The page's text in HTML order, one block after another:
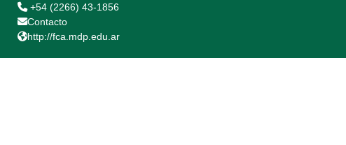
+54 (2266) 43-1856
Contacto
http://fca.mdp.edu.ar